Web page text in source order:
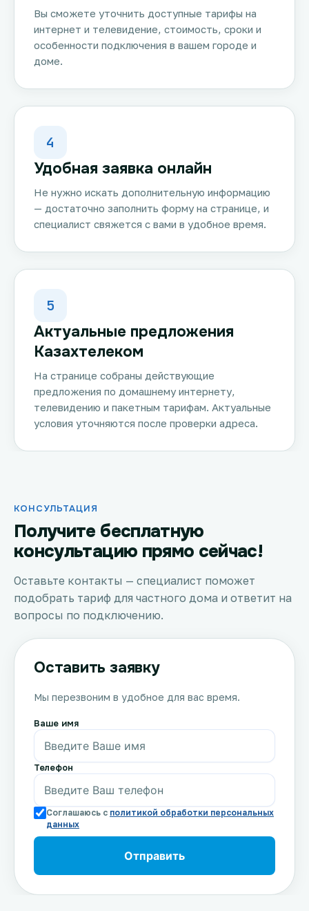
Вы сможете уточнить доступные тарифы на
интернет и телевидение, стоимость, сроки и
особенности подключения в вашем городе и
доме.
4
Удобная заявка онлайн
Не нужно искать дополнительную информацию
— достаточно заполнить форму на странице, и
специалист свяжется с вами в удобное время.
5
Актуальные предложения
Казахтелеком
На странице собраны действующие
предложения по домашнему интернету,
телевидению и пакетным тарифам. Актуальные
условия уточняются после проверки адреса.
КОНСУЛЬТАЦИЯ
Получите бесплатную
консультацию прямо сейчас!
Оставьте контакты — специалист поможет
подобрать тариф для частного дома и ответит на
вопросы по подключению.
Оставить заявку
Мы перезвоним в удобное для вас время.
Ваше имя
Телефон
Соглашаюсь с политикой обработки персональных
данных